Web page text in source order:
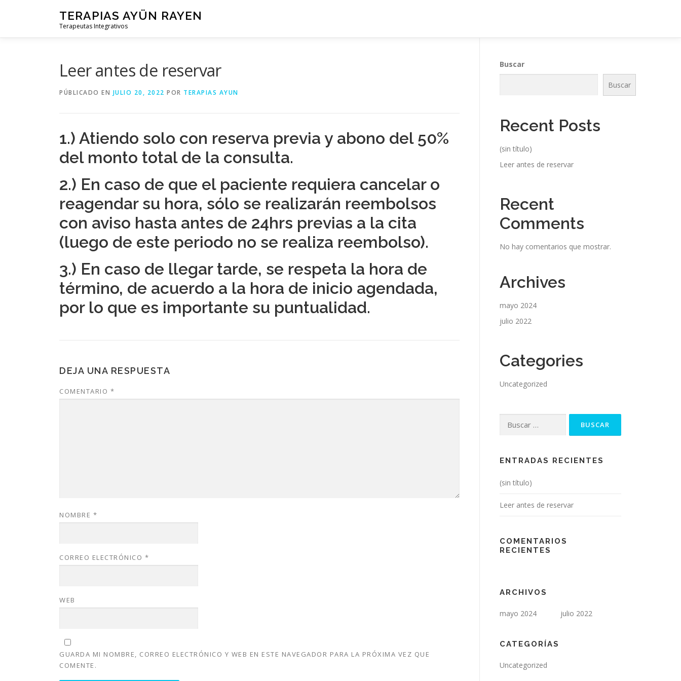
TERAPIAS AYÜN RAYEN
Terapeutas Integrativos
Leer antes de reservar
PÚBLICADO EN JULIO 20, 2022 POR TERAPIAS AYUN
1.) Atiendo solo con reserva previa y abono del 50%
del monto total de la consulta.
2.) En caso de que el paciente requiera cancelar o
reagendar su hora, sólo se realizarán reembolsos
con aviso hasta antes de 24hrs previas a la cita
(luego de este periodo no se realiza reembolso).
3.) En caso de llegar tarde, se respeta la hora de
término, de acuerdo a la hora de inicio agendada,
por lo que es importante su puntualidad.
DEJA UNA RESPUESTA
COMENTARIO *
NOMBRE *
CORREO ELECTRÓNICO *
WEB
GUARDA MI NOMBRE, CORREO ELECTRÓNICO Y WEB EN ESTE NAVEGADOR PARA LA PRÓXIMA VEZ QUE
COMENTE.
Buscar
Buscar
Recent Posts
(sin título)
Leer antes de reservar
Recent
Comments
No hay comentarios que mostrar.
Archives
mayo 2024
julio 2022
Categories
Uncategorized
ENTRADAS RECIENTES
(sin título)
Leer antes de reservar
COMENTARIOS
RECIENTES
ARCHIVOS
mayo 2024 julio 2022
CATEGORÍAS
Uncategorized